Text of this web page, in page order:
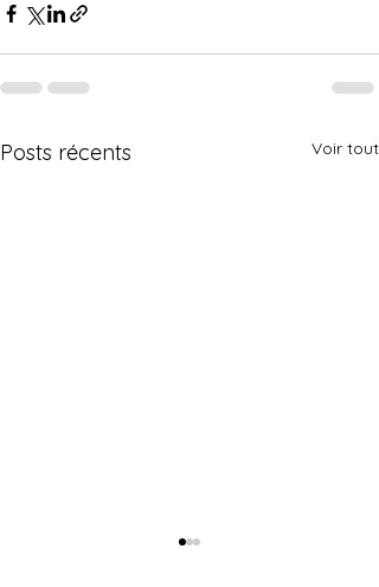
Posts récents Voir tout